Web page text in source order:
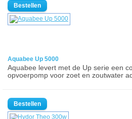
Aquabee Up 5000
Aquabee levert met de Up serie een
opvoerpomp voor zoet en zoutwater